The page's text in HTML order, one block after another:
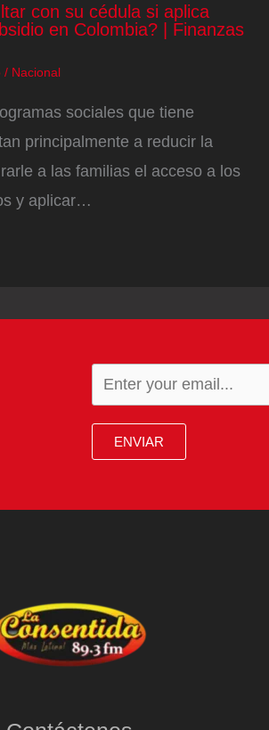
con su cédula si aplica
en Colombia? | Finanzas
/ Nacional
sociales que tiene
principalmente a reducir la
a las familias el acceso a los
y aplicar…
ENVIAR